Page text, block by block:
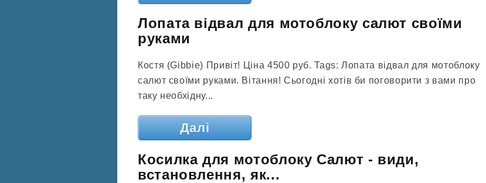
Лопата відвал для мотоблоку салют своїми
руками
Костя (Gibbie) Привіт! Ціна 4500 руб. Tags: Лопата відвал для мотоблоку
салют своїми руками. Вітання! Сьогодні хотів би поговорити з вами про
таку необхідну...
Далі
Косилка для мотоблоку Салют - види,
встановлення, як...